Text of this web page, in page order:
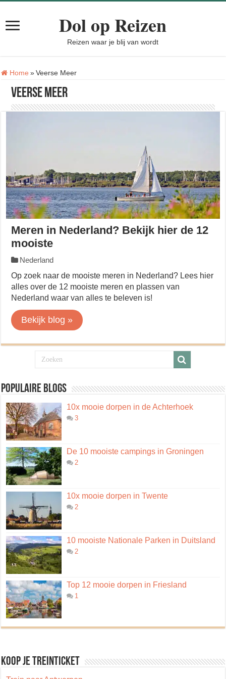
Dol op Reizen
Reizen waar je blij van wordt
Home »Tag:
Veerse Meer
Veerse Meer
Meren in Nederland? Bekijk hier de 12
mooiste
Nederland
Op zoek naar de mooiste meren in Nederland? Lees hier
alles over de 12 mooiste meren en plassen van
Nederland waar van alles te beleven is!
Bekijk blog »
Populaire blogs
10x mooie dorpen in de Achterhoek
3
De 10 mooiste campings in Groningen
2
10x mooie dorpen in Twente
2
10 mooiste Nationale Parken in Duitsland
2
Top 12 mooie dorpen in Friesland
1
Koop je treinticket